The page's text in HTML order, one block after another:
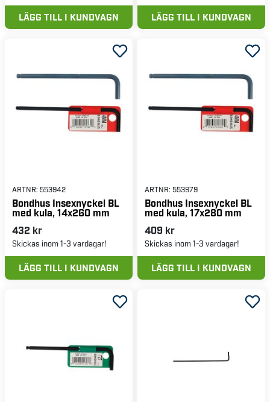
LÄGG TILL I KUNDVAGN LÄGG TILL I KUNDVAGN
ARTNR: 553942
Bondhus Insexnyckel BL
med kula, 14x260 mm
432 kr
Skickas inom 1-3 vardagar!
LÄGG TILL I KUNDVAGN
ARTNR: 553979
Bondhus Insexnyckel BL
med kula, 17x280 mm
409 kr
Skickas inom 1-3 vardagar!
LÄGG TILL I KUNDVAGN